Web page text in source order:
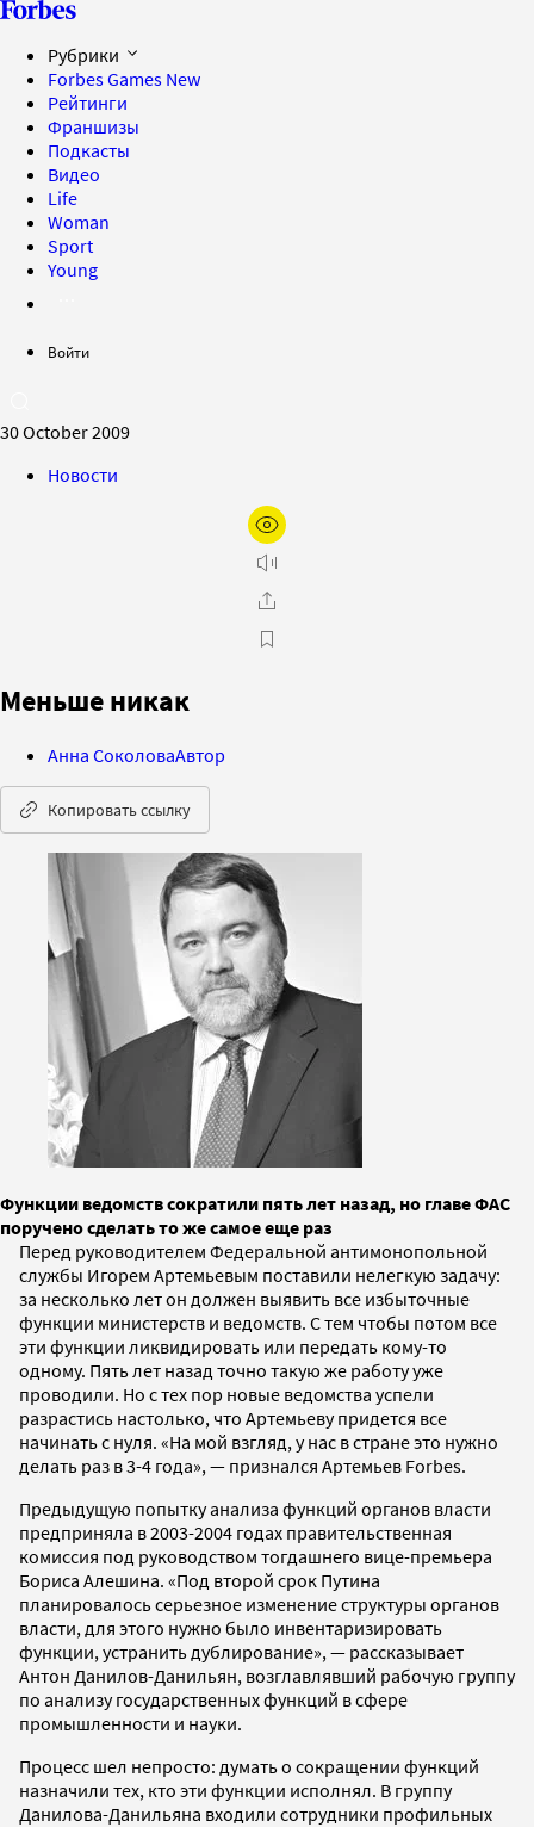
Рубрики
Forbes Games New
Рейтинги
Франшизы
Подкасты
Видео
Life
Woman
Sport
Young
Войти
30 October 2009
Новости
Меньше никак
Анна СоколоваАвтор
Копировать ссылку
Функции ведомств сократили пять лет назад, но главе ФАС
поручено сделать то же самое еще раз
Перед руководителем Федеральной антимонопольной
службы Игорем Артемьевым поставили нелегкую задачу:
за несколько лет он должен выявить все избыточные
функции министерств и ведомств. С тем чтобы потом все
эти функции ликвидировать или передать кому-то
одному. Пять лет назад точно такую же работу уже
проводили. Но с тех пор новые ведомства успели
разрастись настолько, что Артемьеву придется все
начинать с нуля. «На мой взгляд, у нас в стране это нужно
делать раз в 3-4 года», — признался Артемьев Forbes.
Предыдущую попытку анализа функций органов власти
предприняла в 2003-2004 годах правительственная
комиссия под руководством тогдашнего вице-премьера
Бориса Алешина. «Под второй срок Путина
планировалось серьезное изменение структуры органов
власти, для этого нужно было инвентаризировать
функции, устранить дублирование», — рассказывает
Антон Данилов-Данильян, возглавлявший рабочую группу
по анализу государственных функций в сфере
промышленности и науки.
Процесс шел непросто: думать о сокращении функций
назначили тех, кто эти функции исполнял. В группу
Данилова-Данильяна входили сотрудники профильных